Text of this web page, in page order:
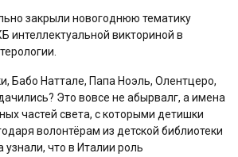
закрыли новогоднюю тематику
интеллектуальной викториной в
Бабо Наттале, Папа Ноэль, Олентцеро,
Это вовсе не абырвалг, а имена
частей света, с которыми детишки
волонтёрам из детской библиотеки
что в Италии роль